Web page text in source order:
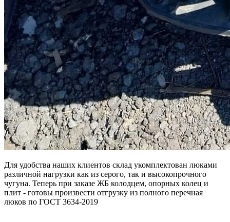
Для удобства наших клиентов склад укомплектован люками
различной нагрузки как из серого, так и высокопрочного
чугуна. Теперь при заказе ЖБ колодцем, опорных колец и
плит - готовы произвести отгрузку из полного перечная
люков по ГОСТ 3634-2019